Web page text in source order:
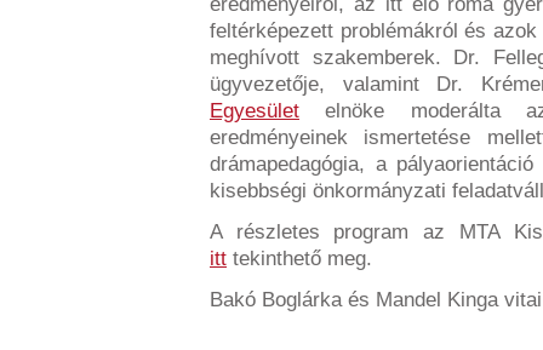
feltérképezett problémákról és
meghívott szakemberek. Dr.
ügyvezetője, valamint Dr.
Egyesület elnöke moderálta
eredményeinek ismertetése
drámapedagógia, a
kisebbségi önkormányzati
A részletes program az MTA
itt tekinthető meg.
Bakó Boglárka és Mandel Kinga